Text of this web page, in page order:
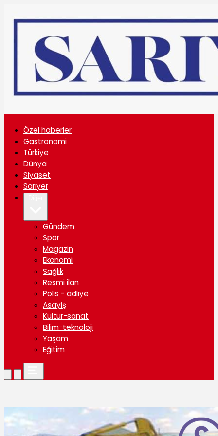
Özel haberler
Gastronomi
Türkiye
Dünya
Siyaset
Sarıyer
Gündem
Spor
Magazin
Ekonomi
Sağlık
Resmi ilan
Polis - adliye
Asayiş
Kültür-sanat
Bilim-teknoloji
Yaşam
Eğitim